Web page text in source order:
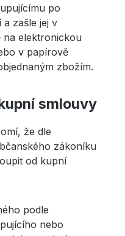
po
zašle jej v
na elektronickou
v papírově
zbožím.
smlouvy
že dle
zákoníku
od kupní
podle
nebo